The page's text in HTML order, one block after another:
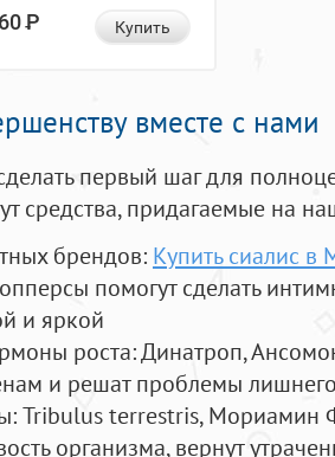
Р Купить
вместе с нами
первый шаг для
средства, придагаемые на
брендов: Купить сиалис
помогут сделать
и яркой
роста: Динатроп,
и решат проблемы
Tribulus terrestris, Мориамин
организма, вернут